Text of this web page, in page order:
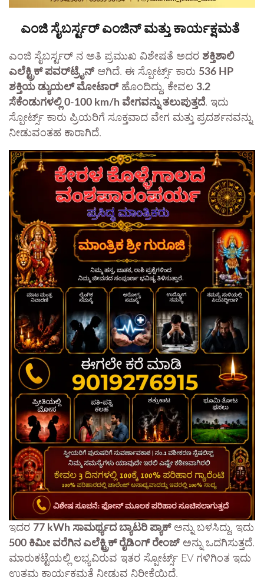
ಎಂಜಿ ಸೈಬರ್ಸ್ಟರ್ ಎಂಜಿನ್ ಮತ್ತು ಕಾರ್ಯಕ್ಷಮತೆ
ಎಂಜಿ ಸೈಬರ್ಸ್ಟರ್ ನ ಅತಿ ಪ್ರಮುಖ ವಿಶೇಷತೆ ಅದರ ಶಕ್ತಿಶಾಲಿ
ಎಲೆಕ್ಟ್ರಿಕ್ ಪವರ್‌ಟ್ರೈನ್ಆಗಿದೆ. ಈ ಸ್ಪೋರ್ಟ್ಸ್ ಕಾರು 536 HP
ಶಕ್ತಿಯ ಡ್ಯುಯಲ್ ಮೋಟಾರ್ಹೊಂದಿದ್ದು, ಕೇವಲ 3.2
ಸೆಕೆಂಡುಗಳಲ್ಲಿ 0-100 km/h ವೇಗವನ್ನು ತಲುಪುತ್ತದೆ. ಇದು
ಸ್ಪೋರ್ಟ್ಸ್ ಕಾರು ಪ್ರಿಯರಿಗೆ ಸೂಕ್ತವಾದ ವೇಗ ಮತ್ತು ಪ್ರದರ್ಶನವನ್ನು
ನೀಡುವಂತಹ ಕಾರಾಗಿದೆ.
ಇದರ 77 kWh ಸಾಮರ್ಥ್ಯದ ಬ್ಯಾಟರಿ ಪ್ಯಾಕ್ಅನ್ನು ಬಳಸಿದ್ದು, ಇದು
500 ಕಿಮೀ ವರೆಗಿನ ಎಲೆಕ್ಟ್ರಿಕ್ ರೈಡಿಂಗ್ ರೇಂಜ್ ಅನ್ನು ಒದಗಿಸುತ್ತದೆ.
ಮಾರುಕಟ್ಟೆಯಲ್ಲಿ ಲಭ್ಯವಿರುವ ಇತರ ಸ್ಪೋರ್ಟ್ಸ್ EV ಗಳಿಗಿಂತ ಇದು
ಉತ್ತಮ ಕಾರ್ಯಕ್ಷಮತೆ ನೀಡುವ ನಿರೀಕ್ಷೆಯಿದೆ.